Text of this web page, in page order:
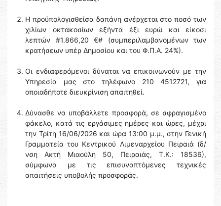
Η προϋπολογισθείσα δαπάνη ανέρχεται στο ποσό των
χιλίων οκτακοσίων εξήντα έξι ευρώ και είκοσι
λεπτών #1.866,20 €# (συμπεριλαμβανομένων των
κρατήσεων υπέρ Δημοσίου και του Φ.Π.Α. 24%).
Οι ενδιαφερόμενοι δύναται να επικοινωνούν με την
Υπηρεσία μας στο τηλέφωνο 210 4512721, για
οποιαδήποτε διευκρίνιση απαιτηθεί.
Δύνασθε να υποβάλλετε προσφορά, σε σφραγισμένο
φάκελο, κατά τις εργάσιμες ημέρες και ώρες, μέχρι
την Τρίτη 16/06/2026 και ώρα 13:00 μ.μ., στην Γενική
Γραμματεία του Κεντρικού Λιμεναρχείου Πειραιά (δ/
νση Ακτή Μιαούλη 50, Πειραιάς, Τ.Κ.: 18536),
σύμφωνα με τις επισυναπτόμενες τεχνικές
απαιτήσεις υποβολής προσφοράς.